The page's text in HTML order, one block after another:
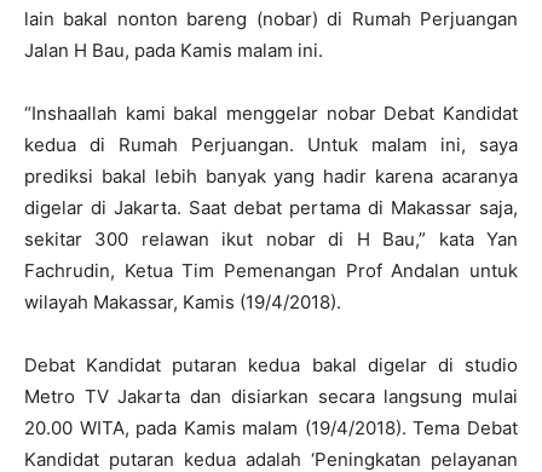
lain bakal nonton bareng (nobar) di Rumah Perjuangan
Jalan H Bau, pada Kamis malam ini.
“Inshaallah kami bakal menggelar nobar Debat Kandidat
kedua di Rumah Perjuangan. Untuk malam ini, saya
prediksi bakal lebih banyak yang hadir karena acaranya
digelar di Jakarta. Saat debat pertama di Makassar saja,
sekitar 300 relawan ikut nobar di H Bau,” kata Yan
Fachrudin, Ketua Tim Pemenangan Prof Andalan untuk
wilayah Makassar, Kamis (19/4/2018).
Debat Kandidat putaran kedua bakal digelar di studio
Metro TV Jakarta dan disiarkan secara langsung mulai
20.00 WITA, pada Kamis malam (19/4/2018). Tema Debat
Kandidat putaran kedua adalah ‘Peningkatan pelayanan